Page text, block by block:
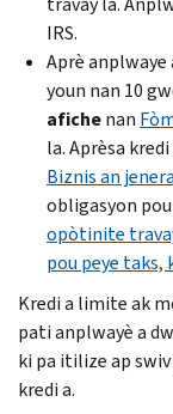
IRS.
Aprè
youn nan 10
afichenan
la. Aprèsa
Biznis an
obligasyon
opòtinite
pou peye taks,
Kredi a limite ak
pati anplwayè a
ki pa itilize ap
kredi a.